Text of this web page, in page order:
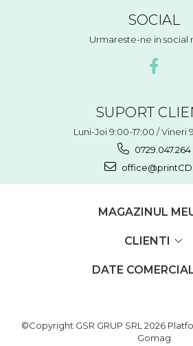
SOCIAL
Urmareste-ne in social
SUPORT
Luni-Joi 9:00-17:00 / Vineri
0729.047.264
MAGAZINUL
CLIENTI
DATE
©Copyright GSR GRUP SRL 2026
Gomag